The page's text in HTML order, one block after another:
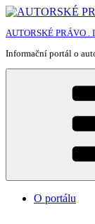
Přejít
obsahu
webu
AUTORSKÉ PRÁVO .
Informační portál o
O portálu